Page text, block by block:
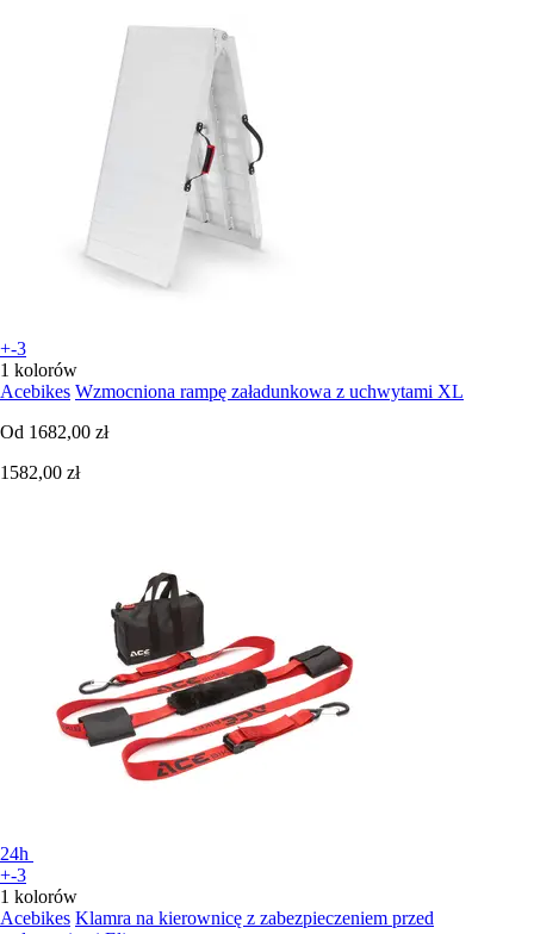
+-3
1 kolorów
Acebikes Wzmocniona rampę załadunkowa z uchwytami XL
Od 1682,00 zł
1582,00 zł
24h
+-3
1 kolorów
Acebikes Klamra na kierownicę z zabezpieczeniem przed